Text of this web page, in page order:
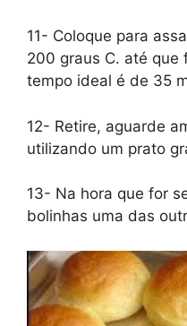
11- Coloque para
200 graus C. até que
tempo ideal é de 35
12- Retire, aguarde
utilizando um prato
13- Na hora que for
bolinhas uma das